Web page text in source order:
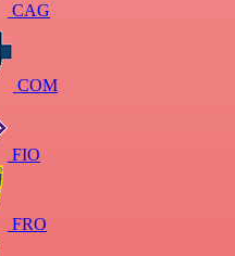
CAG
COM
FIO
FRO